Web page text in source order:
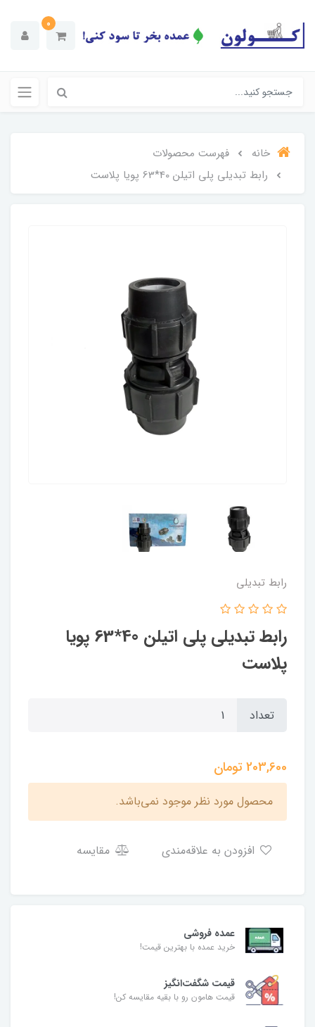
0
خانه
فهرست محصولات
رابط تبدیلی پلی اتیلن 40*63 پویا پلاست
رابط تبدیلی
رابط تبدیلی پلی اتیلن 40*63 پویا
پلاست
تعداد
203,600تومان
محصول مورد نظر موجود نمی‌باشد.
مقایسه
عمده فروشی
خرید عمده با بهترین قیمت!
قیمت شگفت‌انگیز
قیمت هامون رو با بقیه مقایسه کن!